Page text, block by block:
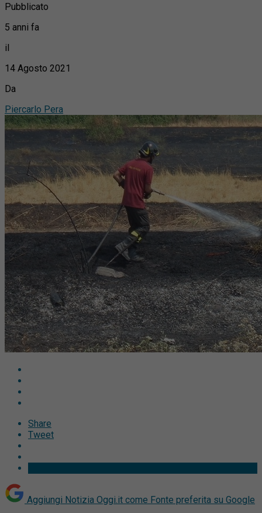
Pubblicato
5 anni fa
il
14 Agosto 2021
Da
Piercarlo Pera
Share
Tweet
Aggiungi Notizia Oggi.it come Fonte preferita su Google